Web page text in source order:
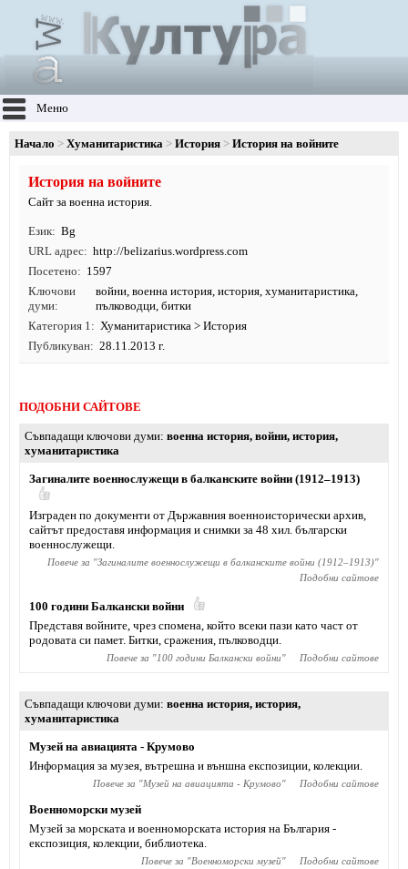
Меню
Начало Хуманитаристика История История на войните
История на войните
Сайт за военна история.
Език
Bg
URL адрес
http://belizarius.wordpress.com
Посетено
1597
Ключови
думи
войни, военна история, история, хуманитаристика,
пълководци, битки
Категория 1
Хуманитаристика > История
Публикуван
28.11.2013 г.
ПОДОБНИ САЙТОВЕ
Съвпадащи ключови думи военна история, войни, история,
хуманитаристика
Загиналите военнослужещи в балканските войни (1912–1913)
Изграден по документи от Държавния военноисторически архив,
сайтът предоставя информация и снимки за 48 хил. български
военнослужещи.
Повече за "Загиналите военнослужещи в балканските войни (1912–1913)"
Подобни сайтове
100 години Балкански войни
Представя войните, чрез спомена, който всеки пази като част от
родовата си памет. Битки, сражения, пълководци.
Повече за "100 години Балкански войни" Подобни сайтове
Съвпадащи ключови думи военна история, история,
хуманитаристика
Музей на авиацията - Крумово
Информация за музея, вътрешна и външна експозиции, колекции.
Повече за "Музей на авиацията - Крумово" Подобни сайтове
Военноморски музей
Музей за морската и военноморската история на България -
експозиция, колекции, библиотека.
Повече за "Военноморски музей" Подобни сайтове